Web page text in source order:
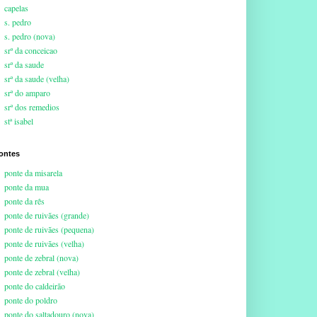
capelas
s. pedro
s. pedro (nova)
srª da conceicao
srª da saude
srª da saude (velha)
srª do amparo
srª dos remedios
stª isabel
ponte da misarela
ponte da mua
ponte da rês
ponte de ruivães (grande)
ponte de ruivães (pequena)
ponte de ruivães (velha)
ponte de zebral (nova)
ponte de zebral (velha)
ponte do caldeirão
ponte do poldro
ponte do saltadouro (nova)